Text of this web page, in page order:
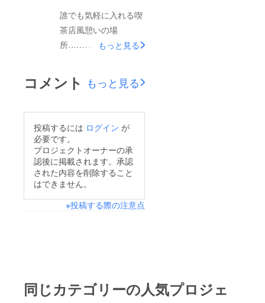
誰でも気軽に入れる喫
茶店風憩いの場
所……… 都心か… し
代がお高いだろうし
もっと見る
コメント もっと見る
投稿するには ログイン が
必要です。
プロジェクトオーナーの承
認後に掲載されます。承認
された内容を削除すること
はできません。
※投稿する際の注意点
同じカテゴリーの人気プロジェ